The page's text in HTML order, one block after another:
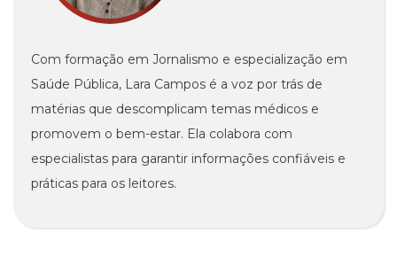
Com formação em Jornalismo e especialização em
Saúde Pública, Lara Campos é a voz por trás de
matérias que descomplicam temas médicos e
promovem o bem-estar. Ela colabora com
especialistas para garantir informações confiáveis e
práticas para os leitores.